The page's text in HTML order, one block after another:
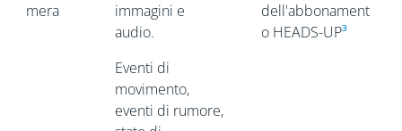
mera
immagini e
audio.
Eventi di
movimento,
eventi di rumore,
dell'abbonament
o HEADS-UP³